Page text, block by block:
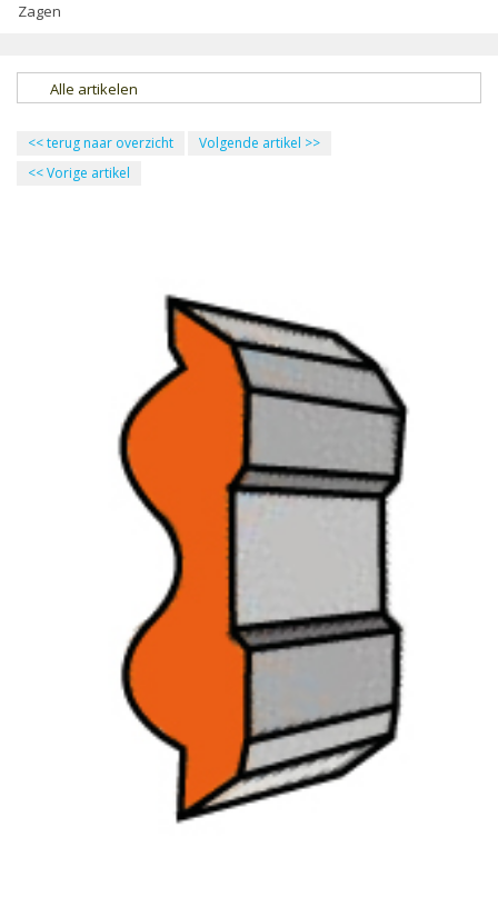
Zagen
Alle artikelen
<<terug naar overzicht Volgende artikel >>
<<Vorige artikel